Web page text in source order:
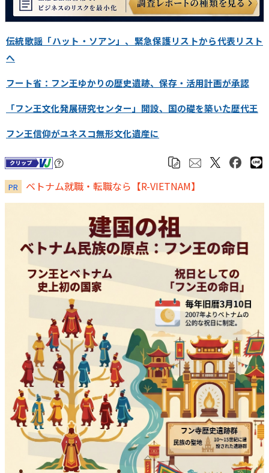
伝統歌謡「ハット・ソアン」、緊急保護リストから代表リスト
へ
フート省：フン王ゆかりの歴史遺跡、保存・活用計画が承認
「フン王文化発展研究センター」開設、国の礎を築いた歴代王
フン王信仰がユネスコ無形文化遺産に
PR ベトナム就職・転職なら【R-VIETNAM】